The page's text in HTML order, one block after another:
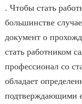
. Чтобы стать
большинстве
документ о
стать работником
профессионал со
обладает
подтверждающими